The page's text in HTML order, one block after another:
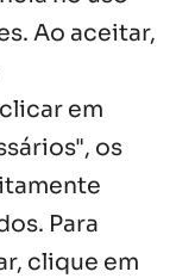
Ao aceitar,
em
os
Para
clique em